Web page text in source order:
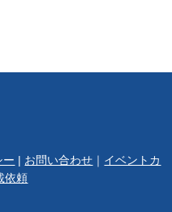
ー お問い合わせ
イベントカ
依頼